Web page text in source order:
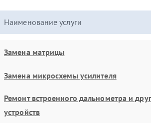
Наименование услуги
Замена матрицы
Замена микросхемы усилителя
Ремонт встроенного дальнометра и
устройств